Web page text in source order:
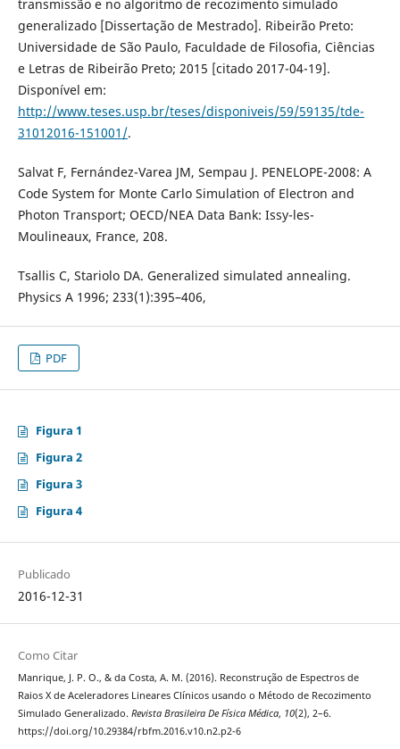
transmissão e no algoritmo de recozimento simulado
generalizado [Dissertação de Mestrado]. Ribeirão Preto:
Universidade de São Paulo, Faculdade de Filosofia, Ciências
e Letras de Ribeirão Preto; 2015 [citado 2017-04-19].
Disponível em:
http://www.teses.usp.br/teses/disponiveis/59/59135/tde-
31012016-151001/.
Salvat F, Fernández-Varea JM, Sempau J. PENELOPE-2008: A
Code System for Monte Carlo Simulation of Electron and
Photon Transport; OECD/NEA Data Bank: Issy-les-
Moulineaux, France, 208.
Tsallis C, Stariolo DA. Generalized simulated annealing.
Physics A 1996; 233(1):395–406,
PDF
Figura 1
Figura 2
Figura 3
Figura 4
Publicado
2016-12-31
Como Citar
Manrique, J. P. O., & da Costa, A. M. (2016). Reconstrução de Espectros de
Raios X de Aceleradores Lineares Clínicos usando o Método de Recozimento
Simulado Generalizado. Revista Brasileira De Física Médica, 10(2), 2–6.
https://doi.org/10.29384/rbfm.2016.v10.n2.p2-6